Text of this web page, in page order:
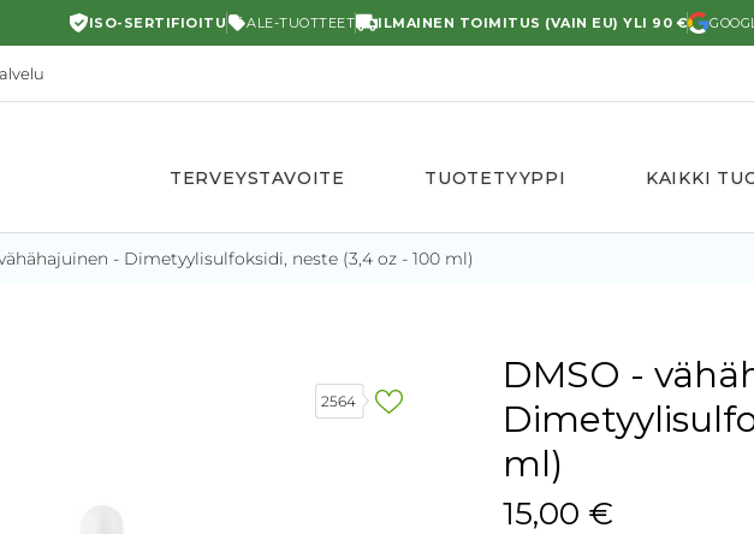
ISO-SERTIFIOITU ALE-TUOTTEET ILMAINEN TOIMITUS (VAIN EU) YLI 90 €
TERVEYSTAVOITE TUOTETYYPPI KAIKKI
- Dimetyylisulfoksidi, neste (3,4 oz - 100 ml)
2564
DMSO -
ml)
15,00 €